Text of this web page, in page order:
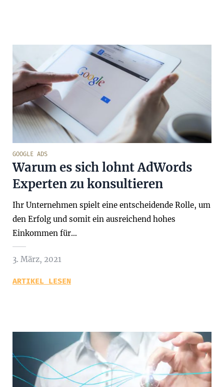
GOOGLE ADS
Warum es sich lohnt AdWords
Experten zu konsultieren
Ihr Unternehmen spielt eine entscheidende Rolle, um
den Erfolg und somit ein ausreichend hohes
Einkommen für…
3. März, 2021
ARTIKEL LESEN